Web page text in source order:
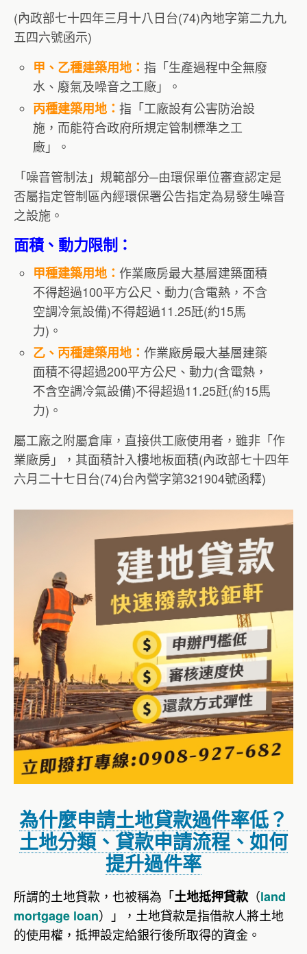
(內政部七十四年三月十八日台(74)內地字第二九九
五四六號函示)
甲、乙種建築用地：指「生產過程中全無廢
水、廢氣及噪音之工廠」。
丙種建築用地：指「工廠設有公害防治設
施，而能符合政府所規定管制標準之工
廠」。
「噪音管制法」規範部分─由環保單位審查認定是
否屬指定管制區內經環保署公告指定為易發生噪音
之設施。
面積、動力限制：
甲種建築用地：作業廠房最大基層建築面積
不得超過100平方公尺、動力(含電熱，不含
空調冷氣設備)不得超過11.25瓩(約15馬
力)。
乙、丙種建築用地：作業廠房最大基層建築
面積不得超過200平方公尺、動力(含電熱，
不含空調冷氣設備)不得超過11.25瓩(約15馬
力)。
屬工廠之附屬倉庫，直接供工廠使用者，雖非「作
業廠房」，其面積計入樓地板面積(內政部七十四年
六月二十七日台(74)台內營字第321904號函釋)
為什麼申請土地貸款過件率低？
土地分類、貸款申請流程、如何
提升過件率
所謂的土地貸款，也被稱為「土地抵押貸款 （land
mortgage loan）」，土地貸款是指借款人將土地
的使用權，抵押設定給銀行後所取得的資金。